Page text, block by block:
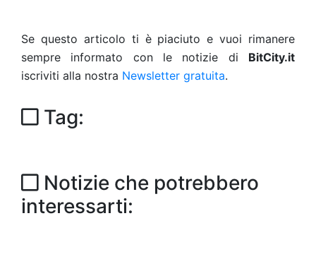
Se questo articolo ti è piaciuto e vuoi rimanere
sempre informato con le notizie di BitCity.it
iscriviti alla nostra Newsletter gratuita.
Tag:
Notizie che potrebbero
interessarti: